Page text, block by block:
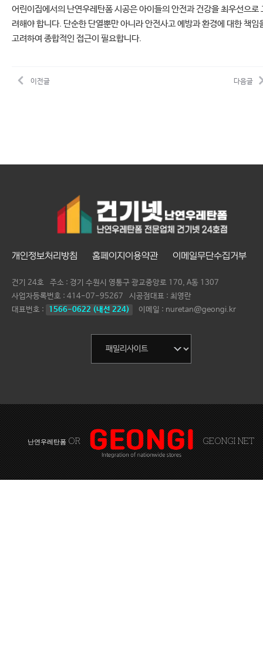
어린이집에서의 난연우레탄폼 시공은 아이들의 안전과 건강을 최우선으로
려해야 합니다. 단순한 단열뿐만 아니라 안전사고 예방과 환경에 대한 책임
고려하여 종합적인 접근이 필요합니다.
이전글 다음글
개인정보처리방침 홈페이지이용약관 이메일무단수집거부
건기 24호
주소 : 경기 수원시 영통구 광교중앙로 170, A동 1307
사업자등록번호 : 414-07-95267 시공점대표 : 최영란
대표번호 :
1566-0622 (내선 224) 이메일 : nuretan@geongi.kr
난연우레탄폼 OR GEONGI NET